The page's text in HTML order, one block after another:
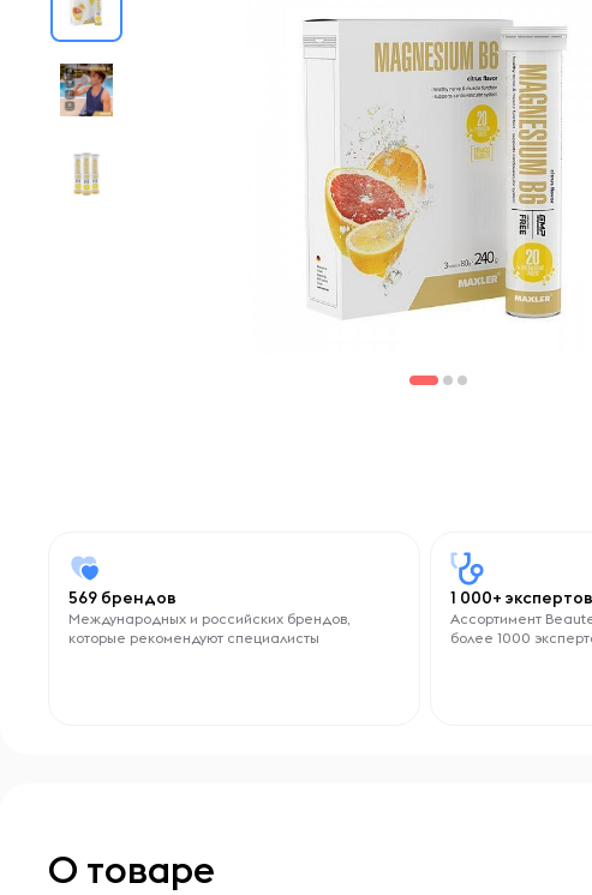
569 брендов
Международных и российских брендов,
которые рекомендуют специалисты
1 000+ экспертов
Ассортимент
более 1000
О товаре